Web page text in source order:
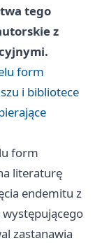
tego
z
form
i bibliotece
form
literaturę
endemitu z
zastanawia